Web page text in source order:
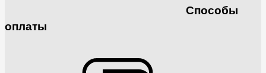
Способы
оплаты